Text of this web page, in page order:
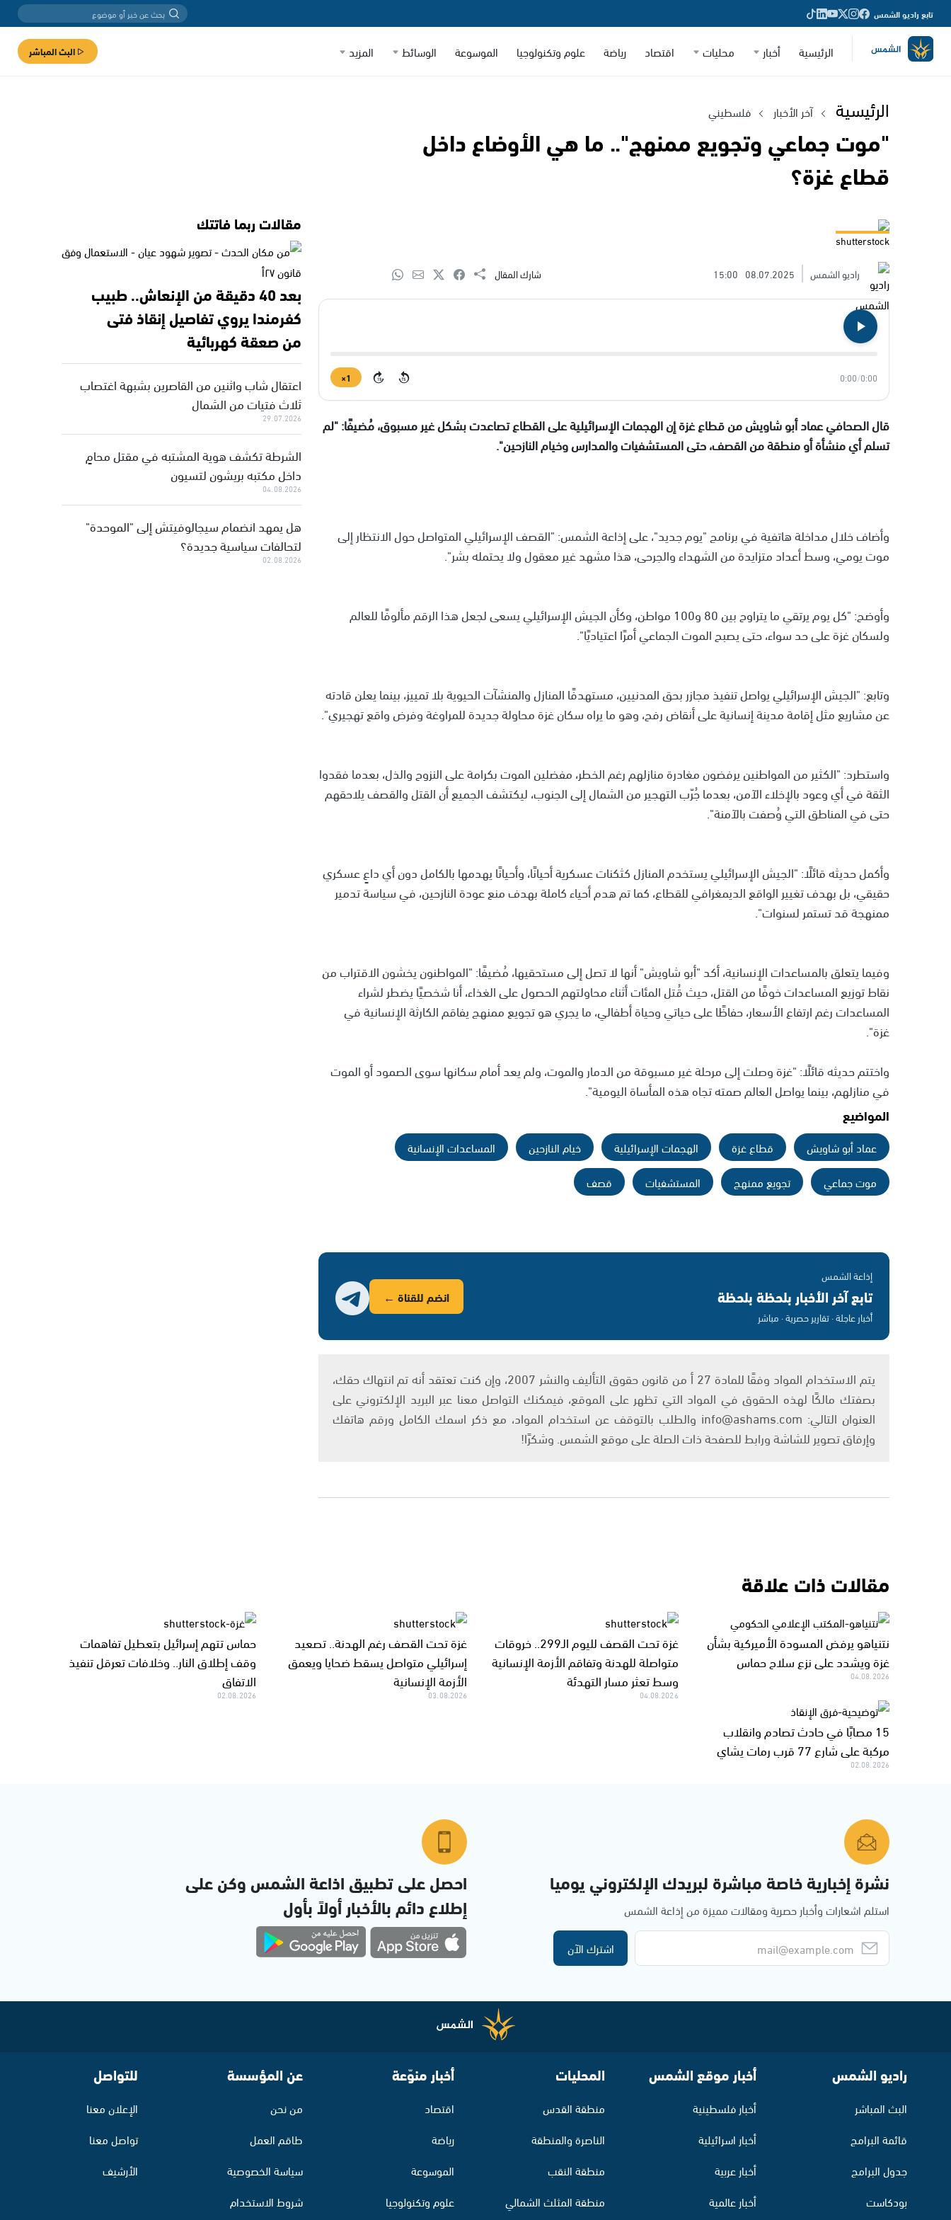
تابع راديو الشمس
الرئيسية أخبار محليات اقتصاد رياضة علوم وتكنولوجيا الموسوعة الوسائط المزيد البث المباشر
الرئيسية آخر الأخبار فلسطيني
"موت جماعي وتجويع ممنهج".. ما هي الأوضاع داخل
قطاع غزة؟
shutterstock
راديو الشمس
08.07.2025
15:00 شارك المقال
0:00
/
0:00
15
15
1×
قال الصحافي عماد أبو شاويش من قطاع غزة إن الهجمات الإسرائيلية على القطاع تصاعدت بشكل غير مسبوق، مُضيفًا: "لم
تسلم أي منشأة أو منطقة من القصف، حتى المستشفيات والمدارس وخيام النازحين".
وأضاف خلال مداخلة هاتفية في برنامج "يوم جديد"، على إذاعة الشمس: "القصف الإسرائيلي المتواصل حول الانتظار إلى
موت يومي، وسط أعداد متزايدة من الشهداء والجرحى، هذا مشهد غير معقول ولا يحتمله بشر".
وأوضح: "كل يوم يرتقي ما يتراوح بين 80 و100 مواطن، وكأن الجيش الإسرائيلي يسعى لجعل هذا الرقم مألوفًا للعالم
ولسكان غزة على حد سواء، حتى يصبح الموت الجماعي أمرًا اعتياديًا".
وتابع: "الجيش الإسرائيلي يواصل تنفيذ مجازر بحق المدنيين، مستهدفًا المنازل والمنشآت الحيوية بلا تمييز، بينما يعلن قادته
عن مشاريع مثل إقامة مدينة إنسانية على أنقاض رفح، وهو ما يراه سكان غزة محاولة جديدة للمراوغة وفرض واقع تهجيري".
واستطرد: "الكثير من المواطنين يرفضون مغادرة منازلهم رغم الخطر، مفضلين الموت بكرامة على النزوح والذل، بعدما فقدوا
الثقة في أي وعود بالإخلاء الآمن، بعدما جُرّب التهجير من الشمال إلى الجنوب، ليكتشف الجميع أن القتل والقصف يلاحقهم
حتى في المناطق التي وُصفت بالآمنة".
وأكمل حديثه قائلًا: "الجيش الإسرائيلي يستخدم المنازل كثكنات عسكرية أحيانًا، وأحيانًا يهدمها بالكامل دون أي داعٍ عسكري
حقيقي، بل بهدف تغيير الواقع الديمغرافي للقطاع، كما تم هدم أحياء كاملة بهدف منع عودة النازحين، في سياسة تدمير
ممنهجة قد تستمر لسنوات".
وفيما يتعلق بالمساعدات الإنسانية، أكد "أبو شاويش" أنها لا تصل إلى مستحقيها، مُضيفًا: "المواطنون يخشون الاقتراب من
نقاط توزيع المساعدات خوفًا من القتل، حيث قُتل المئات أثناء محاولتهم الحصول على الغذاء، أنا شخصيًا يضطر لشراء
المساعدات رغم ارتفاع الأسعار، حفاظًا على حياتي وحياة أطفالي، ما يجري هو تجويع ممنهج يفاقم الكارثة الإنسانية في
غزة".
واختتم حديثه قائلًا: "غزة وصلت إلى مرحلة غير مسبوقة من الدمار والموت، ولم يعد أمام سكانها سوى الصمود أو الموت
في منازلهم، بينما يواصل العالم صمته تجاه هذه المأساة اليومية".
المواضيع
عماد أبو شاويش قطاع غزة الهجمات الإسرائيلية خيام النازحين
المساعدات الإنسانية
موت جماعي
تجويع ممنهج المستشفيات قصف
إذاعة الشمس
تابع آخر الأخبار بلحظة بلحظة
أخبار عاجلة · تقارير حصرية · مباشر
انضم للقناة ←
يتم الاستخدام المواد وفقًا للمادة 27 أ من قانون حقوق التأليف والنشر 2007، وإن كنت تعتقد أنه تم انتهاك حقك،
بصفتك مالكًا لهذه الحقوق في المواد التي تظهر على الموقع، فيمكنك التواصل معنا عبر البريد الإلكتروني على
العنوان التالي: info@ashams.com والطلب بالتوقف عن استخدام المواد، مع ذكر اسمك الكامل ورقم هاتفك
وإرفاق تصوير للشاشة ورابط للصفحة ذات الصلة على موقع الشمس. وشكرًا!
مقالات ربما فاتتك
بعد 40 دقيقة من الإنعاش.. طبيب
كفرمندا يروي تفاصيل إنقاذ فتى
من صعقة كهربائية
اعتقال شاب واثنين من القاصرين بشبهة اغتصاب
ثلاث فتيات من الشمال
29.07.2026
الشرطة تكشف هوية المشتبه في مقتل محامٍ
داخل مكتبه بريشون لتسيون
04.08.2026
هل يمهد انضمام سيجالوفيتش إلى "الموحدة"
لتحالفات سياسية جديدة؟
02.08.2026
مقالات ذات علاقة
نتنياهو يرفض المسودة الأميركية بشأن
غزة ويشدد على نزع سلاح حماس
04.08.2026
غزة تحت القصف لليوم الـ299.. خروقات
متواصلة للهدنة وتفاقم الأزمة الإنسانية
وسط تعثر مسار التهدئة
04.08.2026
غزة تحت القصف رغم الهدنة.. تصعيد
إسرائيلي متواصل يسقط ضحايا ويعمق
الأزمة الإنسانية
03.08.2026
حماس تتهم إسرائيل بتعطيل تفاهمات
وقف إطلاق النار.. وخلافات تعرقل تنفيذ
الاتفاق
02.08.2026
15 مصابًا في حادث تصادم وانقلاب
مركبة على شارع 77 قرب رمات يشاي
02.08.2026
نشرة إخبارية خاصة مباشرة لبريدك الإلكتروني يوميا
استلم اشعارات وأخبار حصرية ومقالات مميزة من إذاعة الشمس
اشترك الآن
احصل على تطبيق اذاعة الشمس وكن على
إطلاع دائم بالأخبار أولاً بأول
راديو الشمس
البث المباشر
قائمة البرامج
جدول البرامج
بودكاست
أخبار موقع الشمس
أخبار فلسطينية
أخبار اسرائيلية
أخبار عربية
أخبار عالمية
المحليات
منطقة القدس
الناصرة والمنطقة
منطقة النقب
منطقة المثلث الشمالي
أخبار منوّعة
اقتصاد
رياضة
الموسوعة
علوم وتكنولوجيا
عن المؤسسة
من نحن
طاقم العمل
سياسة الخصوصية
شروط الاستخدام
للتواصل
الإعلان معنا
تواصل معنا
الأرشيف